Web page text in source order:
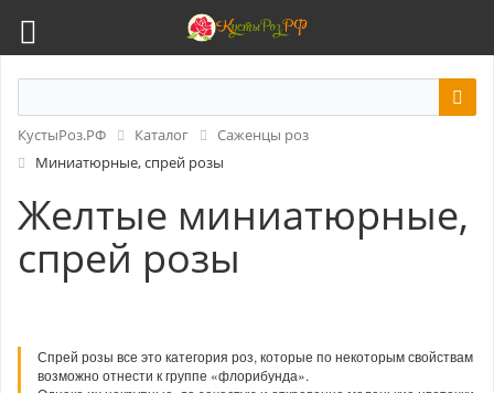
КустыРоз.РФ Каталог
Саженцы роз
Миниатюрные, спрей розы
Желтые миниатюрные,
спрей розы
Спрей розы все это категория роз, которые по некоторым свойствам
возможно отнести к группе «флорибунда».